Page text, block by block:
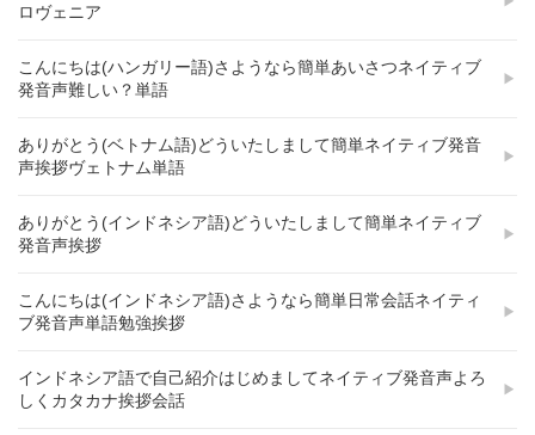
ロヴェニア
こんにちは(ハンガリー語)さようなら簡単あいさつネイティブ
発音声難しい？単語
ありがとう(ベトナム語)どういたしまして簡単ネイティブ発音
声挨拶ヴェトナム単語
ありがとう(インドネシア語)どういたしまして簡単ネイティブ
発音声挨拶
こんにちは(インドネシア語)さようなら簡単日常会話ネイティ
ブ発音声単語勉強挨拶
インドネシア語で自己紹介はじめましてネイティブ発音声よろ
しくカタカナ挨拶会話